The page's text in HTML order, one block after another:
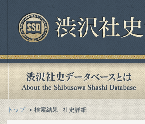
トップ 検索結果 - 社史詳細